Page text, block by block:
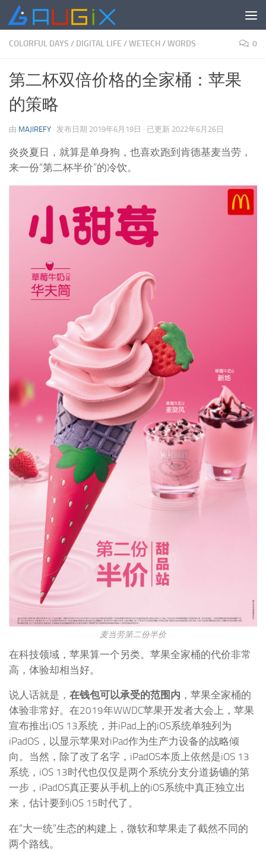
跳至内容
COLORFUL DAYS / DIGITAL LIFE /WETECH/WORDS 0
第二杯双倍价格的全家桶：苹果
的策略
由 MAJIREFY · 发布日期 2019年6月19日 · 已更新 2022年6月26日
炎炎夏日，就算是单身狗，也喜欢跑到肯德基麦当劳，
来一份“第二杯半价”的冷饮。
麦当劳第二份半价
在科技领域，苹果算一个另类。苹果全家桶的代价非常
高，体验却相当好。
说人话就是， 在钱包可以承受的范围内 ，苹果全家桶的
体验非常好。在2019年WWDC苹果开发者大会上，苹果
宣布推出iOS 13系统，并iPad上的iOS系统单独列为
iPadOS，以显示苹果对iPad作为生产力设备的战略倾
向。当然，除了改了名字，iPadOS本质上依然是iOS 13
系统，iOS 13时代也仅仅是两个系统分支分道扬镳的第
一步，iPadOS真正要从手机上的iOS系统中真正独立出
来，估计要到iOS 15时代了。
在“大一统”生态的构建上，微软和苹果走了截然不同的
两个路线。